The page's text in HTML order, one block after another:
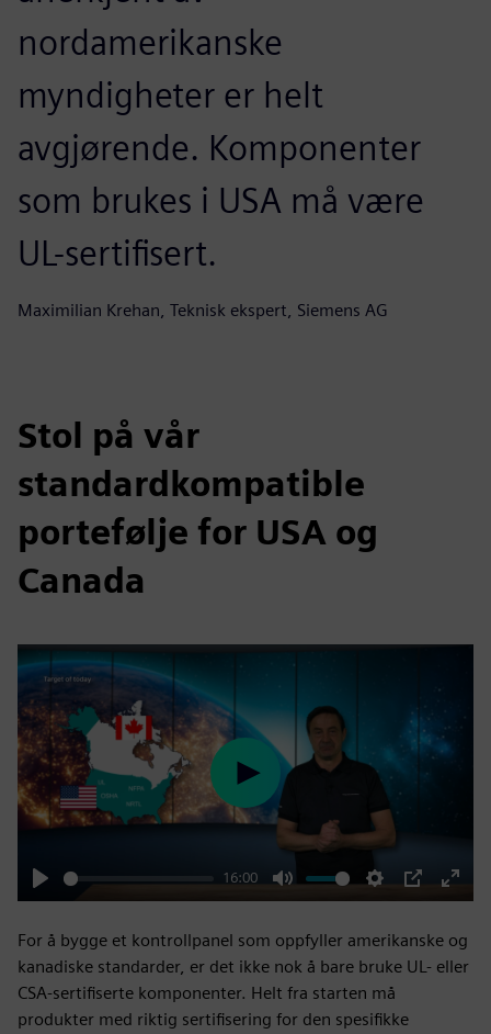
nordamerikanske
myndigheter er helt
avgjørende. Komponenter
som brukes i USA må være
UL-sertifisert.
Maximilian Krehan, Teknisk ekspert, Siemens AG
Stol på vår
standardkompatible
portefølje for USA og
Canada
Play
16:00
Mute Settings
PIP
Enter
Play
For å bygge et kontrollpanel som oppfyller amerikanske og
kanadiske standarder, er det ikke nok å bare bruke UL- eller
CSA-sertifiserte komponenter. Helt fra starten må
produkter med riktig sertifisering for den spesifikke